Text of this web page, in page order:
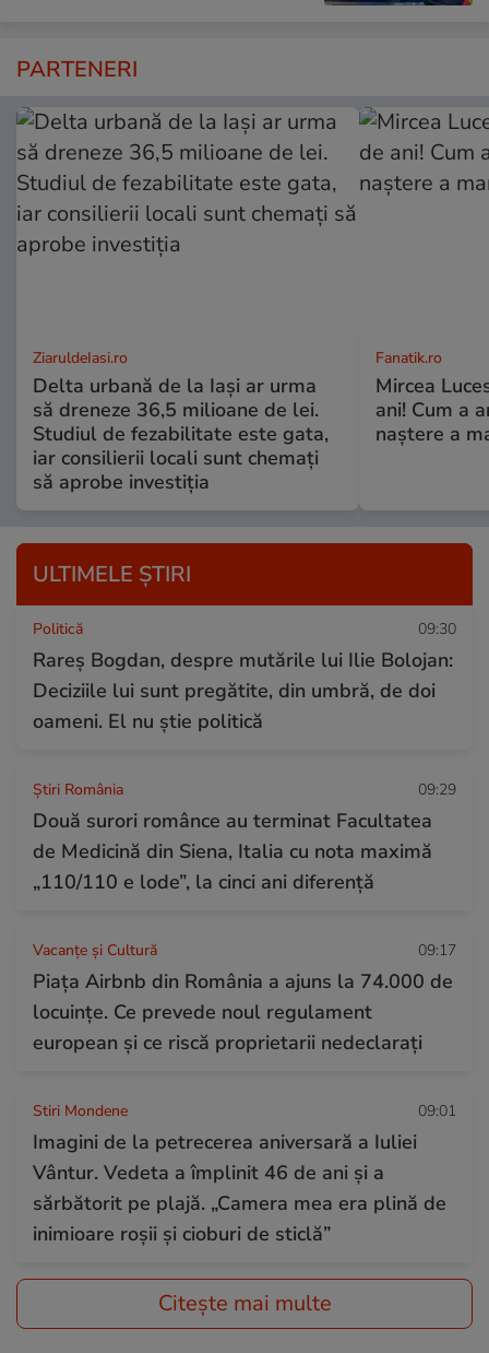
PARTENERI
ZiaruldeIasi.ro
Delta urbană de la Iași ar urma
să dreneze 36,5 milioane de lei.
Studiul de fezabilitate este gata,
iar consilierii locali sunt chemați
să aprobe investiția
Fanatik.ro
Mircea
ani! Cum a
naștere a
ULTIMELE ȘTIRI
Politică 09:30
Rareș Bogdan, despre mutările lui Ilie Bolojan:
Deciziile lui sunt pregătite, din umbră, de doi
oameni. El nu știe politică
Știri România 09:29
Două surori românce au terminat Facultatea
de Medicină din Siena, Italia cu nota maximă
„110/110 e lode”, la cinci ani diferență
Vacanțe și Cultură 09:17
Piața Airbnb din România a ajuns la 74.000 de
locuințe. Ce prevede noul regulament
european și ce riscă proprietarii nedeclarați
Stiri Mondene 09:01
Imagini de la petrecerea aniversară a Iuliei
Vântur. Vedeta a împlinit 46 de ani și a
sărbătorit pe plajă. „Camera mea era plină de
inimioare roșii și cioburi de sticlă”
Citește mai multe